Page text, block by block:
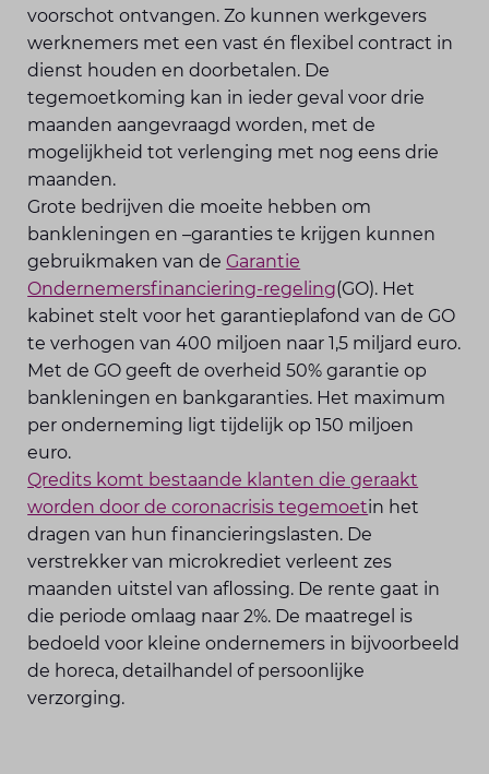
voorschot ontvangen. Zo kunnen werkgevers
werknemers met een vast én flexibel contract in
dienst houden en doorbetalen. De
tegemoetkoming kan in ieder geval voor drie
maanden aangevraagd worden, met de
mogelijkheid tot verlenging met nog eens drie
maanden.
Grote bedrijven die moeite hebben om
bankleningen en –garanties te krijgen kunnen
gebruikmaken van de Garantie
Ondernemersfinanciering-regeling(GO). Het
kabinet stelt voor het garantieplafond van de GO
te verhogen van 400 miljoen naar 1,5 miljard euro.
Met de GO geeft de overheid 50% garantie op
bankleningen en bankgaranties. Het maximum
per onderneming ligt tijdelijk op 150 miljoen
euro.
Qredits komt bestaande klanten die geraakt
worden door de coronacrisis tegemoetin het
dragen van hun financieringslasten. De
verstrekker van microkrediet verleent zes
maanden uitstel van aflossing. De rente gaat in
die periode omlaag naar 2%. De maatregel is
bedoeld voor kleine ondernemers in bijvoorbeeld
de horeca, detailhandel of persoonlijke
verzorging.